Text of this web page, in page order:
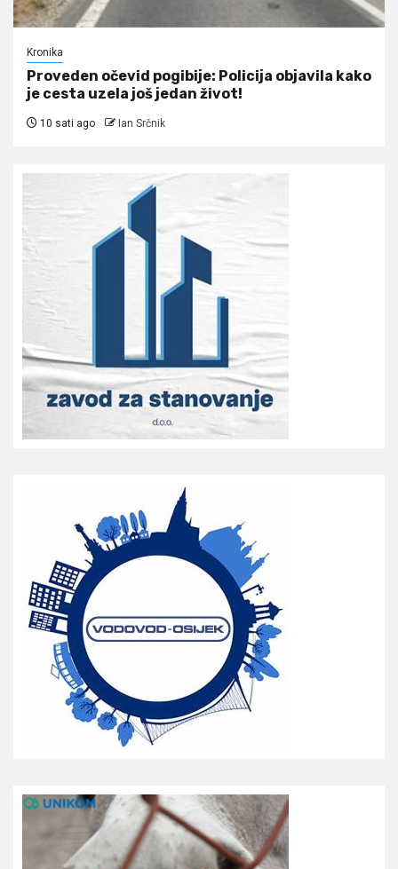
Kronika
Proveden očevid pogibije: Policija objavila kako
je cesta uzela još jedan život!
10 sati ago Ian Srčnik